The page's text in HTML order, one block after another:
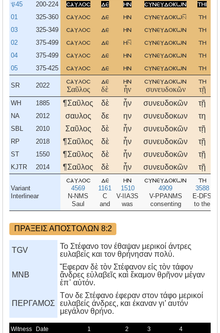
𝔓45 200-224 σαυλοσ δε ην συνευδοκων τηι
01 325-360 σαυλοσ δε ην συνευδοκω τη
03 325-349 σαυλοσ δε ην συνευδοκων τη
02 375-499 σαυλοσ δε η συνευδοκων τη
04 375-499 σαυλοσ δε ην συνευδοκων τη
05 375-425 σαυλοσ δε ην συνευδοκων τη
SR 2022
σαυλοσ
Σαῦλος
δε
δὲ
ην
ἦν
συνευδοκων
συνευδοκῶν
τη
τῇ
WH 1885 ¶Σαῦλος δὲ ἦν συνευδοκῶν τῇ
NA 2012 σαυλος δε ην συνευδοκων τη
SBL 2010 Σαῦλος δὲ ἦν συνευδοκῶν τῇ
RP 2018 ¶Σαῦλος δὲ ἦν συνευδοκῶν τῇ
ST 1550 ¶Σαῦλος δὲ ἦν συνευδοκῶν τῇ
KJTR 2014 ¶Σαῦλος δὲ ἦν συνευδοκῶν τῇ
Variant
Interlinear
σαυλοσ
4569
N-NMS
Saul
δε
1161
C
and
ην
1510
V-IIA3S
was
συνευδοκων
4909
V-PPANMS
consenting
τη
3588
E-DFS
to the
ΠΡΑΞΕΙΣ ΑΠΟΣΤΟΛΩΝ 8:2
TGV
Το Στέφανο τον έθαψαν μερικοί άντρες
ευλαβείς και τον θρήνησαν πολύ.
MNB
Ἔφεραν δὲ τὸν Στέφανον εἰς τὸν τάφον
ἄνδρες εὐλαβεῖς καὶ ἔκαμον θρῆνον μέγαν
ἐπ᾿ αὐτόν.
ΠΕΡΓΑΜΟΣ
Tον δε Στέφανο έφεραν στον τάφο μερικοί
ευλαβείς άνδρες, και έκαναν γι’ αυτόν
μεγάλον θρήνο.
Witness Date 1 2 3 4